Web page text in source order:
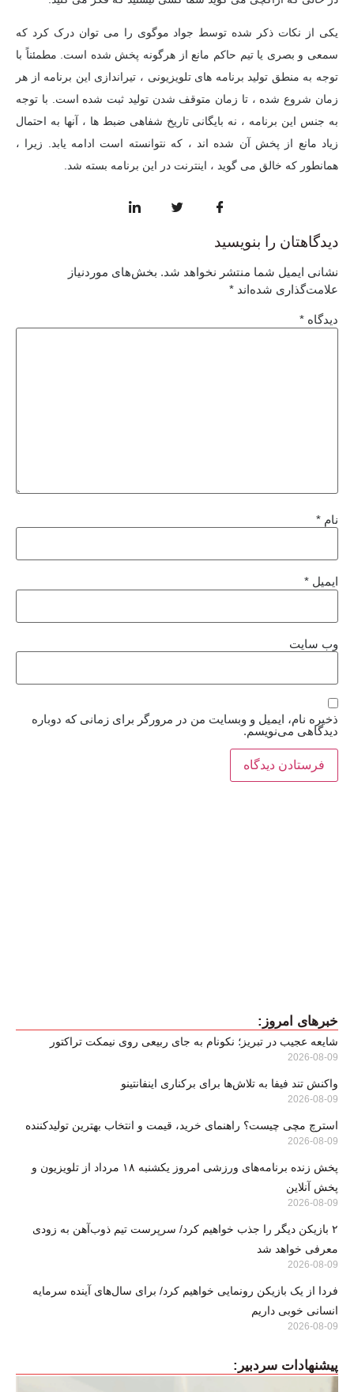
یکی از نکات ذکر شده توسط جواد موگوی را می توان درک کرد که
سمعی و بصری یا تیم حاکم مانع از هرگونه پخش شده است. مطمئناً با
توجه به منطق تولید برنامه های تلویزیونی ، تیراندازی این برنامه از هر
زمان شروع شده ، تا زمان متوقف شدن تولید ثبت شده است. با توجه
به جنس این برنامه ، نه بایگانی تاریخ شفاهی ضبط ها ، آنها به احتمال
زیاد مانع از پخش آن شده اند ، که نتوانسته است ادامه یابد. زیرا ،
همانطور که خالق می گوید ، اینترنت در این برنامه بسته شد.
دیدگاهتان را بنویسید
نشانی ایمیل شما منتشر نخواهد شد. بخش‌های موردنیاز
علامت‌گذاری شده‌اند *
دیدگاه *
نام *
ایمیل *
وب‌ سایت
ذخیره نام، ایمیل و وبسایت من در مرورگر برای زمانی که دوباره
دیدگاهی می‌نویسم.
خبرهای امروز:
شایعه عجیب در تبریز؛ نکونام به جای ربیعی روی نیمکت تراکتور
2026-08-09
واکنش تند فیفا به تلاش‌ها برای برکناری اینفانتینو
2026-08-09
استرچ مچی چیست؟ راهنمای خرید، قیمت و انتخاب بهترین تولیدکننده
2026-08-09
پخش زنده برنامه‌های ورزشی امروز یکشنبه ۱۸ مرداد از تلویزیون و
پخش آنلاین
2026-08-09
۲ بازیکن دیگر را جذب خواهیم کرد/ سرپرست تیم ذوب‌آهن به زودی
معرفی خواهد شد
2026-08-09
فردا از یک بازیکن رونمایی خواهیم کرد/ برای سال‌های آینده سرمایه
انسانی خوبی داریم
2026-08-09
پیشنهادات سردبیر: